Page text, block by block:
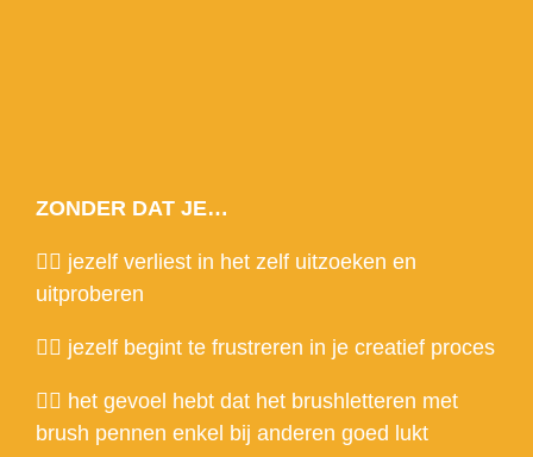
ZONDER DAT JE…
😮‍💨 jezelf verliest in het zelf uitzoeken en
uitproberen
😮‍💨 jezelf begint te frustreren in je creatief proces
😮‍💨 het gevoel hebt dat het brushletteren met
brush pennen enkel bij anderen goed lukt